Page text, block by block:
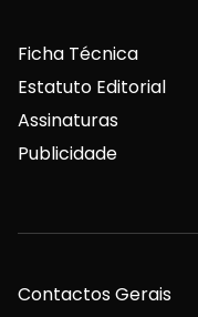
Ficha Técnica
Estatuto Editorial
Assinaturas
Publicidade
Contactos Gerais